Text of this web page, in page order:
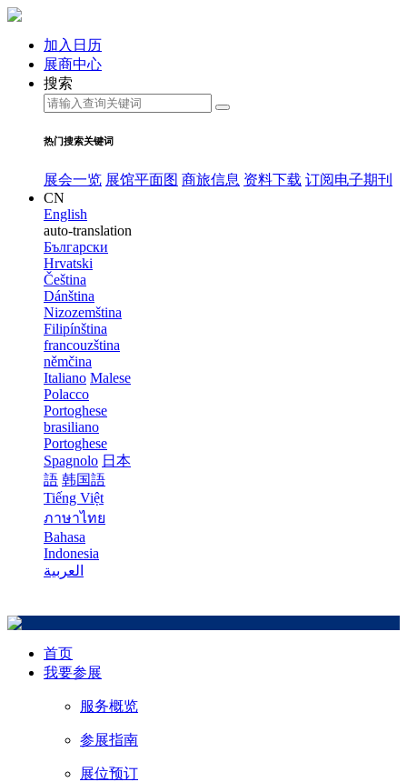
加入日历
展商中心
搜索
热门搜索关键词
展会一览 展馆平面图 商旅信息 资料下载 订阅电子期刊
CN
English
auto-translation
Български
Hrvatski
Čeština
Dánština
Nizozemština
Filipínština
francouzština
němčina
Italiano Malese
Polacco
Portoghese
brasiliano
Portoghese
Spagnolo 日本
語 韩国語
Tiếng Việt
ภาษาไทย
Bahasa
Indonesia
العربية
首页
我要参展
服务概览
参展指南
展位预订